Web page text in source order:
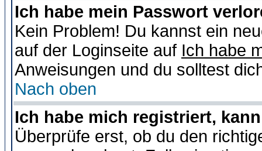
Ich habe mein Passwort
Kein Problem! Du kannst ein
auf der Loginseite auf Ich habe
Anweisungen und du solltest
Nach oben
Ich habe mich registriert,
Überprüfe erst, ob du den